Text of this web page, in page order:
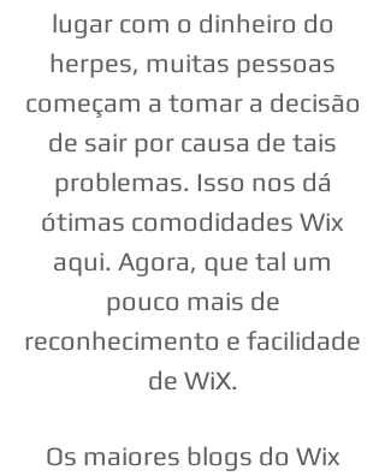
lugar com o dinheiro do
herpes, muitas pessoas
começam a tomar a decisão
de sair por causa de tais
problemas. Isso nos dá
ótimas comodidades Wix
aqui. Agora, que tal um
pouco mais de
reconhecimento e facilidade
de WiX.
Os maiores blogs do Wix